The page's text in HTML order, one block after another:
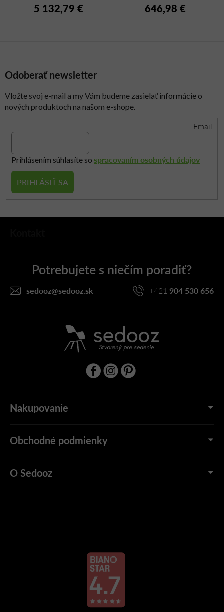
5 132,79 € 646,98 €
Odoberať newsletter
Vložte svoj e-mail a my Vám budeme zasielať informácie o
nových produktoch na našom e-shope.
Email
Prihlásením súhlasíte so spracovaním osobných údajov
PRIHLÁSIŤ SA
sedooz@sedooz.sk +421 904 530 656
Nakupovanie
Obchodné podmienky
O Sedooz